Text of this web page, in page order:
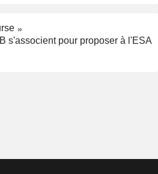
s'associent pour proposer à l'ESA